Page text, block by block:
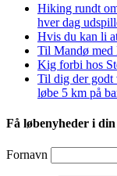
Hiking rundt
hver dag
Hvis du kan li
Til Mandø med
Kig forbi hos
Til dig der godt
løbe 5 km på
Få løbenyheder i
Fornavn